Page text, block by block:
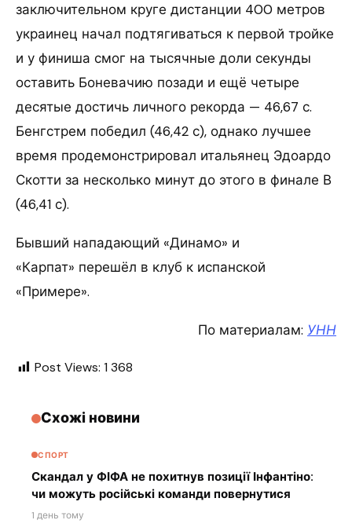
заключительном круге дистанции 400 метров
украинец начал подтягиваться к первой тройке
и у финиша смог на тысячные доли секунды
оставить Боневачию позади и ещё четыре
десятые достичь личного рекорда — 46,67 с.
Бенгстрем победил (46,42 с), однако лучшее
время продемонстрировал итальянец Эдоардо
Скотти за несколько минут до этого в финале В
(46,41 с).
Бывший нападающий «Динамо» и
«Карпат» перешёл в клуб к испанской
«Примере».
По материалам: УНН
Post Views: 1 368
Схожі новини
СПОРТ
Скандал у ФІФА не похитнув позиції Інфантіно:
чи можуть російські команди повернутися
1 день тому